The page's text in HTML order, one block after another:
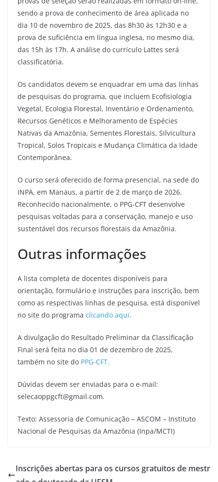
sendo a prova de conhecimento de área aplicada no
dia 10 de novembro de 2025, das 8h30 às 12h30 e a
prova de suficiência em língua inglesa, no mesmo dia,
das 15h às 17h. A análise do currículo Lattes será
classificatória.
Os candidatos devem se enquadrar em uma das linhas
de pesquisas do programa, que incluem Ecofisiologia
Vegetal, Ecologia Florestal, Inventário e Ordenamento,
Recursos Genéticos e Melhoramento de Espécies
Nativas da Amazônia, Sementes Florestais, Silvicultura
Tropical, Solos Tropicais e Mudança Climática da Idade
Contemporânea.
O curso será oferecido de forma presencial, na sede do
INPA, em Manaus, a partir de 2 de março de 2026.
Reconhecido nacionalmente, o PPG-CFT desenvolve
pesquisas voltadas para a conservação, manejo e uso
sustentável dos recursos florestais da Amazônia.
Outras informações
A lista completa de docentes disponíveis para
orientação, formulário e instruções para inscrição, bem
como as respectivas linhas de pesquisa, está disponível
no site do programa clicando aqui.
A divulgação do Resultado Preliminar da Classificação
Final será feita no dia 01 de dezembro de 2025,
também no site do PPG-CFT.
Dúvidas devem ser enviadas para o e-mail:
selecaoppgcft@gmail.com.
Texto: Assessoria de Comunicação – ASCOM – Instituto
Nacional de Pesquisas da Amazônia (Inpa/MCTI)
Inscrições abertas para os cursos gratuitos de mestr